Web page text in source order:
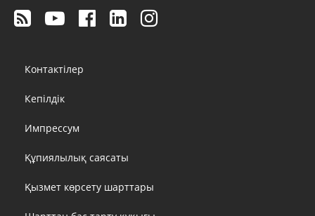
menu
Контактілер
Кепілдік
Импрессум
Құпиялылық саясаты
Қызмет көрсету шарттары